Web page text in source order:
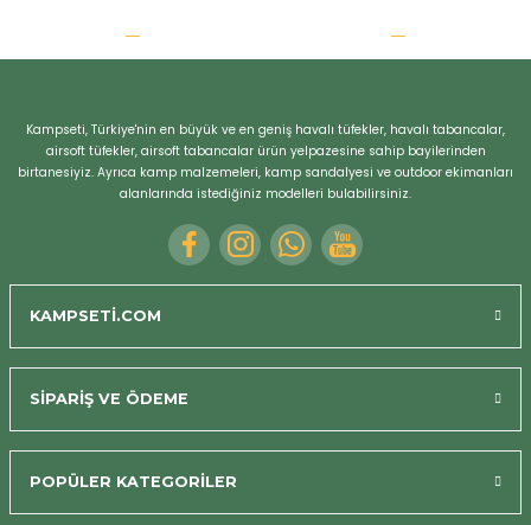
Kampseti, Türkiye'nin en büyük ve en geniş havalı tüfekler, havalı tabancalar,
airsoft tüfekler, airsoft tabancalar ürün yelpazesine sahip bayilerinden
birtanesiyiz. Ayrıca kamp malzemeleri, kamp sandalyesi ve outdoor ekimanları
alanlarında istediğiniz modelleri bulabilirsiniz.
KAMPSETİ.COM
SİPARİŞ VE ÖDEME
POPÜLER KATEGORİLER
Bizi Arayın